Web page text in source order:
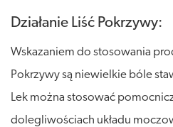
Działanie Liść Pokrzywy:
Wskazaniem do stosowania
Pokrzywy są niewielkie bóle
Lek można stosować
dolegliwościach układu